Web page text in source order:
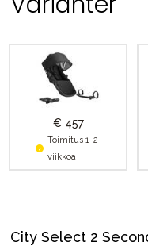
€ 457
Toimitus 1-2
viikkoa
City Select 2